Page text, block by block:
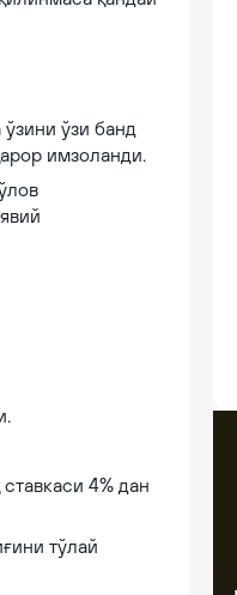
ўзи банд
имзоланди.
4% дан
тўлай